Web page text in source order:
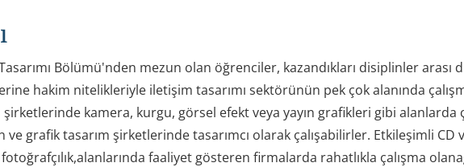
Bölümü'nden mezun olan öğrenciler, kazandıkları disiplinler arası
hakim nitelikleriyle iletişim tasarımı sektörünün pek çok alanında
şirketlerinde kamera, kurgu, görsel efekt veya yayın grafikleri gibi alanlarda
grafik tasarım şirketlerinde tasarımcı olarak çalışabilirler. Etkileşimli CD
faaliyet gösteren firmalarda rahatlıkla çalışma